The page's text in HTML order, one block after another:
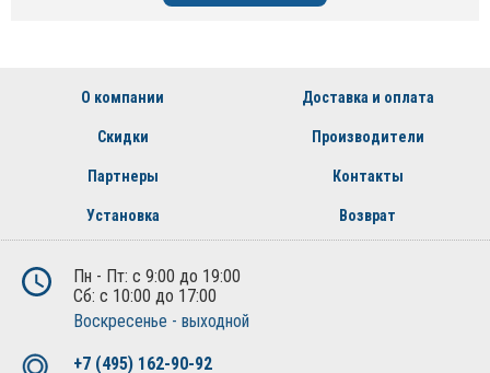
О компании Доставка и оплата
Скидки Производители
Партнеры Контакты
Установка Возврат
Пн - Пт: с 9:00 до 19:00
Сб: с 10:00 до 17:00
Воскресенье - выходной
+7 (495) 162-90-92